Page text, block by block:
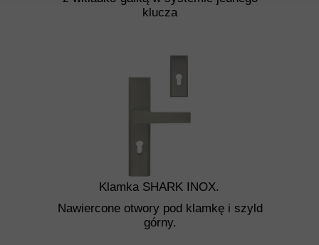
klucza
Nawiercone otwory pod klamkę i szyld
górny.
Klamka SHARK INOX.